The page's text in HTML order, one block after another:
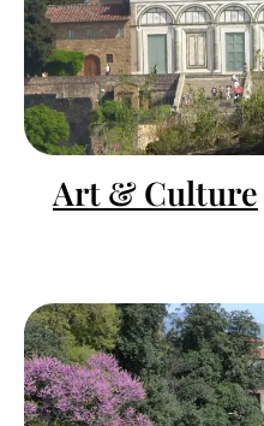
Art & Culture